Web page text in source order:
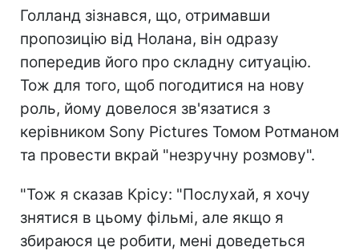
Голланд зізнався, що, отримавши
пропозицію від Нолана, він одразу
попередив його про складну ситуацію.
Тож для того, щоб погодитися на нову
роль, йому довелося зв'язатися з
керівником Sony Pictures Томом Ротманом
та провести вкрай "незручну розмову".
"Тож я сказав Крісу: "Послухай, я хочу
знятися в цьому фільмі, але якщо я
збираюся це робити, мені доведеться